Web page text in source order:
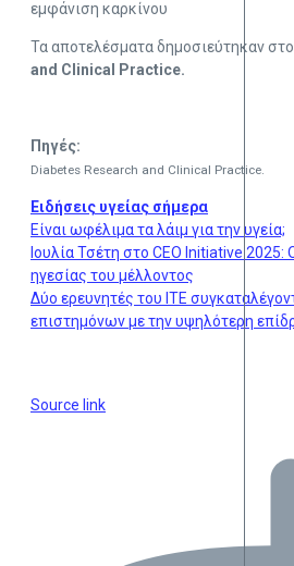
εμφάνιση καρκίνου
Τα αποτελέσματα δημοσιεύτηκαν στο
and Clinical Practice.
Πηγές:
Diabetes Research and Clinical Practice.
Ειδήσεις υγείας σήμερα
Είναι ωφέλιμα τα λάιμ για την υγεία;
Ιουλία Τσέτη στο CEO Initiative
ηγεσίας του μέλλοντος
Δύο ερευνητές του ΙΤΕ
επιστημόνων με την υψηλότερη
Source link